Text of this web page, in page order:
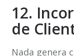
12.
de
Nada genera